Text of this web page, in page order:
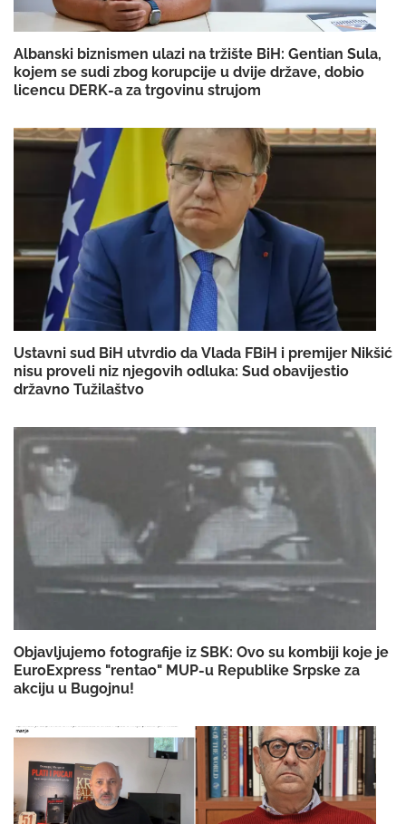
Albanski biznismen ulazi na tržište BiH: Gentian Sula,
kojem se sudi zbog korupcije u dvije države, dobio
licencu DERK-a za trgovinu strujom
Ustavni sud BiH utvrdio da Vlada FBiH i premijer Nikšić
nisu proveli niz njegovih odluka: Sud obavijestio
državno Tužilaštvo
Objavljujemo fotografije iz SBK: Ovo su kombiji koje je
EuroExpress "rentao" MUP-u Republike Srpske za
akciju u Bugojnu!